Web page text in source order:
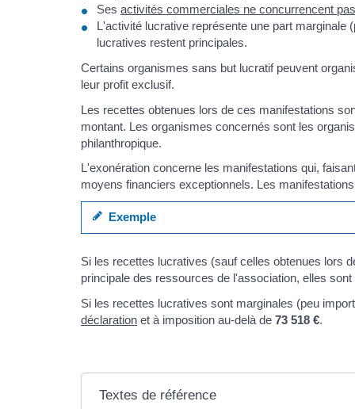
Ses activités commerciales ne concurrencent
L'activité lucrative représente une part
lucratives restent principales.
Certains organismes sans but lucratif peuvent
leur profit exclusif.
Les recettes obtenues lors de ces manifestations
montant. Les organismes concernés sont les
philanthropique.
L'exonération concerne les manifestations qui,
moyens financiers exceptionnels. Les
Exemple
Si les recettes lucratives (sauf celles obtenues lors
principale des ressources de l'association, elles
Si les recettes lucratives sont marginales (peu
déclaration et à imposition au-delà de 73 518 €.
Textes de référence